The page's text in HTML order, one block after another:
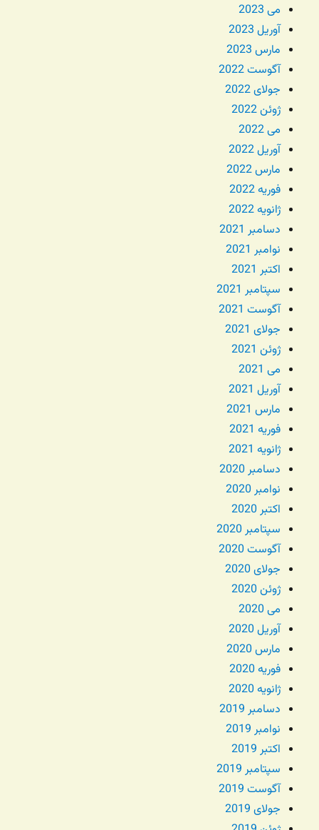
می 2023
آوریل 2023
مارس 2023
آگوست 2022
جولای 2022
ژوئن 2022
می 2022
آوریل 2022
مارس 2022
فوریه 2022
ژانویه 2022
دسامبر 2021
نوامبر 2021
اکتبر 2021
سپتامبر 2021
آگوست 2021
جولای 2021
ژوئن 2021
می 2021
آوریل 2021
مارس 2021
فوریه 2021
ژانویه 2021
دسامبر 2020
نوامبر 2020
اکتبر 2020
سپتامبر 2020
آگوست 2020
جولای 2020
ژوئن 2020
می 2020
آوریل 2020
مارس 2020
فوریه 2020
ژانویه 2020
دسامبر 2019
نوامبر 2019
اکتبر 2019
سپتامبر 2019
آگوست 2019
جولای 2019